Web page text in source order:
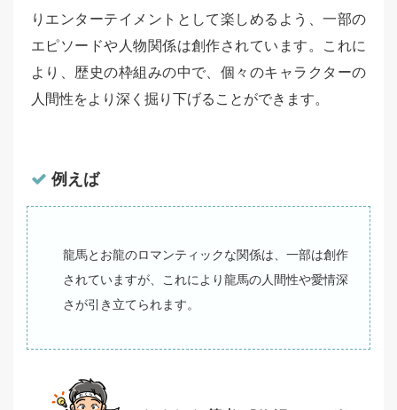
りエンターテイメントとして楽しめるよう、一部の
エピソードや人物関係は創作されています。これに
より、歴史の枠組みの中で、個々のキャラクターの
人間性をより深く掘り下げることができます。
例えば
龍馬とお龍のロマンティックな関係は、一部は創作
されていますが、これにより龍馬の人間性や愛情深
さが引き立てられます。